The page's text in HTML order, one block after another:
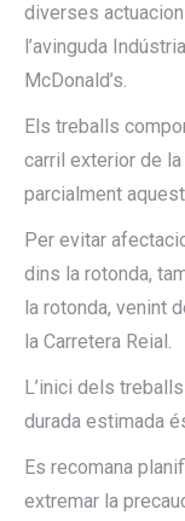
diverses
l’avinguda
McDonald’s.
Els treballs
carril exterior de
parcialment
Per evitar
dins la rotonda,
la rotonda, venint
la Carretera Reial.
L’inici dels
durada estimada
Es recomana
extremar la